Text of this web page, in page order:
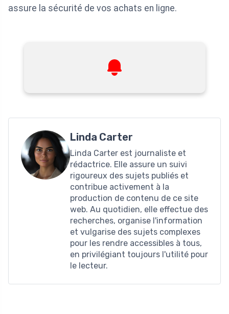
assure la sécurité de vos achats en ligne.
Linda Carter
Linda Carter est journaliste et
rédactrice. Elle assure un suivi
rigoureux des sujets publiés et
contribue activement à la
production de contenu de ce site
web. Au quotidien, elle effectue des
recherches, organise l'information
et vulgarise des sujets complexes
pour les rendre accessibles à tous,
en privilégiant toujours l'utilité pour
le lecteur.